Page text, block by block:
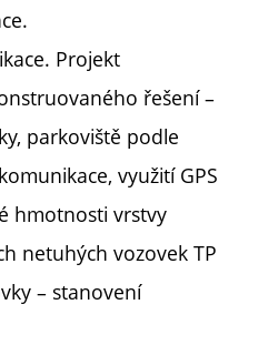
Projekt
řešení –
parkoviště podle
využití GPS
hmotnosti vrstvy
netuhých vozovek TP
– stanovení